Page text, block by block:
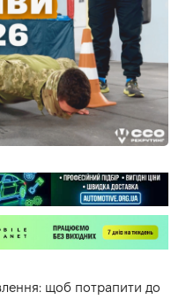
щоб потрапити до